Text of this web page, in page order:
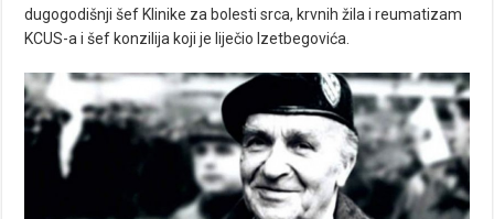
dugogodišnji šef Klinike za bolesti srca, krvnih žila i reumatizam
KCUS-a i šef konzilija koji je liječio Izetbegovića.